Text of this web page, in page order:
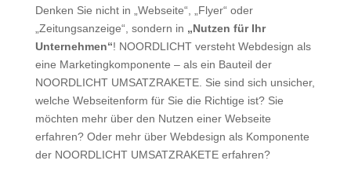
Denken Sie nicht in „Webseite“, „Flyer“ oder
„Zeitungsanzeige“, sondern in „Nutzen für Ihr
Unternehmen“! NOORDLICHT versteht Webdesign als
eine Marketingkomponente – als ein Bauteil der
NOORDLICHT UMSATZRAKETE. Sie sind sich unsicher,
welche Webseitenform für Sie die Richtige ist? Sie
möchten mehr über den Nutzen einer Webseite
erfahren? Oder mehr über Webdesign als Komponente
der NOORDLICHT UMSATZRAKETE erfahren?